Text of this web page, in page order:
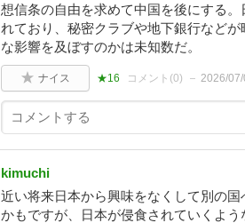
想信条の自由を求めて中国を後にする
れており、秘密クラブや地下銀行など
な影響を及ぼすのかは未知数だ。
ナイス ★16 コメント(0) 2026/07/
kimuchi
近い将来日本から興味をなくして別の
かもですが、日本が侵食されていくよう